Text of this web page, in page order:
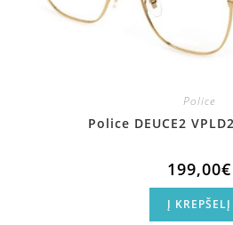
Police
Police DEUCE2
199,00€
Į KREPŠELĮ